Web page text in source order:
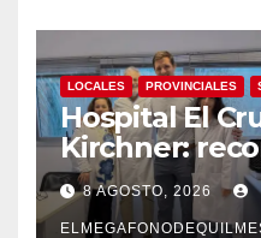
LOCALES PROVINCIALES
Hospital El
Kirchner:
internacional
su atención
8 AGOSTO, 2026